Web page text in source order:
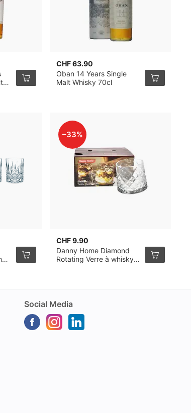
CHF 63.90
Oban 14 Years Single
Malt Whisky 70cl
–33%
CHF 9.90
Danny Home Diamond
Rotating Verre à whisky
Social Media